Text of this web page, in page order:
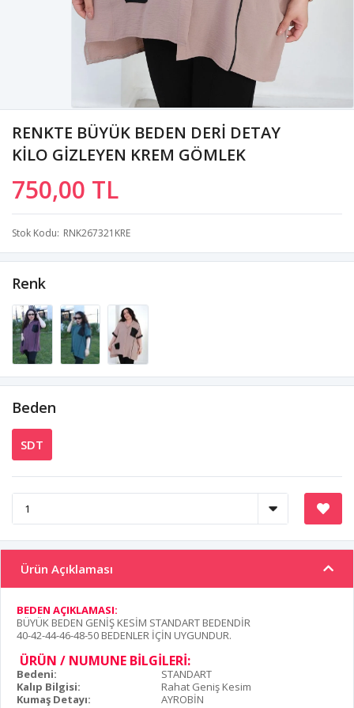
RENKTE BÜYÜK BEDEN DERİ DETAY
KİLO GİZLEYEN KREM GÖMLEK
750,00 TL
Stok Kodu RNK267321KRE
Renk
Beden
SDT
Ürün Açıklaması
BEDEN AÇIKLAMASI:
BÜYÜK BEDEN GENİŞ KESİM STANDART BEDENDİR
40-42-44-46-48-50 BEDENLER İÇİN UYGUNDUR.
ÜRÜN / NUMUNE BİLGİLERİ:
Bedeni:
STANDART
Kalıp Bilgisi:
Rahat Geniş Kesim
Kumaş Detayı:
AYROBİN